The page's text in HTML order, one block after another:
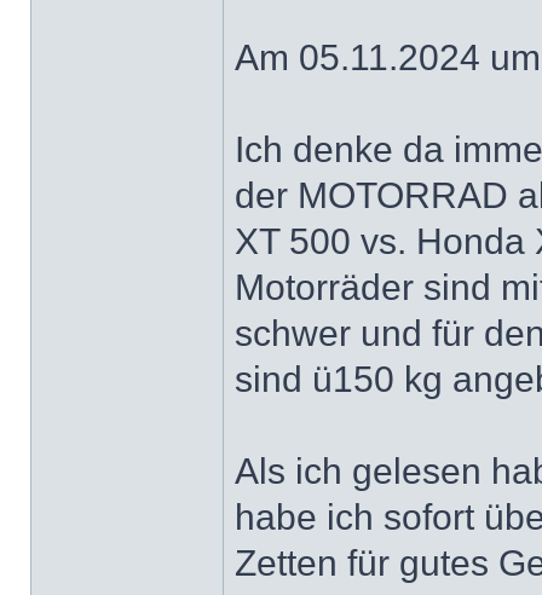
Am 05.11.2024
Ich denke da
der MOTORRAD
XT 500 vs. Honda
Motorräder sind
schwer und für
sind ü150 kg
Als ich gelesen
habe ich sofort
Zetten für gutes